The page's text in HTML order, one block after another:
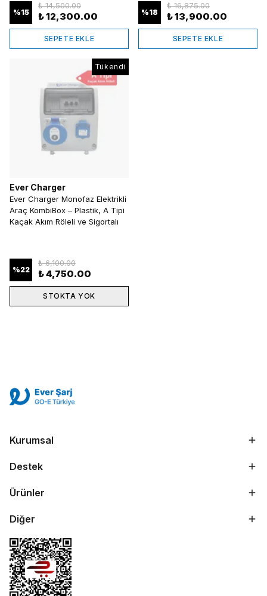
%15
₺ 14,500.00
₺ 12,300.00
SEPETE EKLE
%18
₺ 16,875.00
₺ 13,900.00
SEPETE EKLE
Tükendi
Ever Charger
Ever Charger Monofaz Elektrikli
Araç KombiBox – Plastik, A Tipi
Kaçak Akım Röleli ve Sigortalı
%22
₺ 6,100.00
₺ 4,750.00
STOKTA YOK
Kurumsal
Destek
Ürünler
Diğer